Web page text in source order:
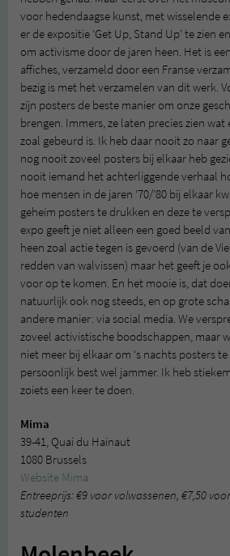
voor hedendaagse kunst, met wisselende
er de expositie ‘Get Up, Stand Up’ te zien
om activisme door de jaren heen. Het is
affiches, verzameld door een Franse
bezig is met het verzamelen van dit werk.
zijn posters de beste manier om onze
brengen. Immers, ze laten precies zien
zoal gebeurd is. Ik heb daar nooit zo naar
nog nooit zoveel posters bij elkaar heb
nooit iemand het achterliggende verhaal
hoe mensen in de jaren ’70/’80 bij elkaar
geheim posters te drukken en deze te
expo geeft je niet alleen een goed beeld
heen zoal actie tegen is gevoerd (van de
redden van walvissen) maar het geeft je
voor op te komen. En het mooie is, dat
natuurlijk ook nog steeds, en op grote
andere manier: via social media. We
zoveel activistische boodschappen, maar
niet meer bij elkaar om ‘s nachts posters
persoonlijk best wel jammer. Ik heb
zoiets een keer te doen.
Mima
39-41, Quai du Hainaut
1080 Brussels
Website Mima
Entreeprijs: €9 voor volwassenen, €7,50
studenten